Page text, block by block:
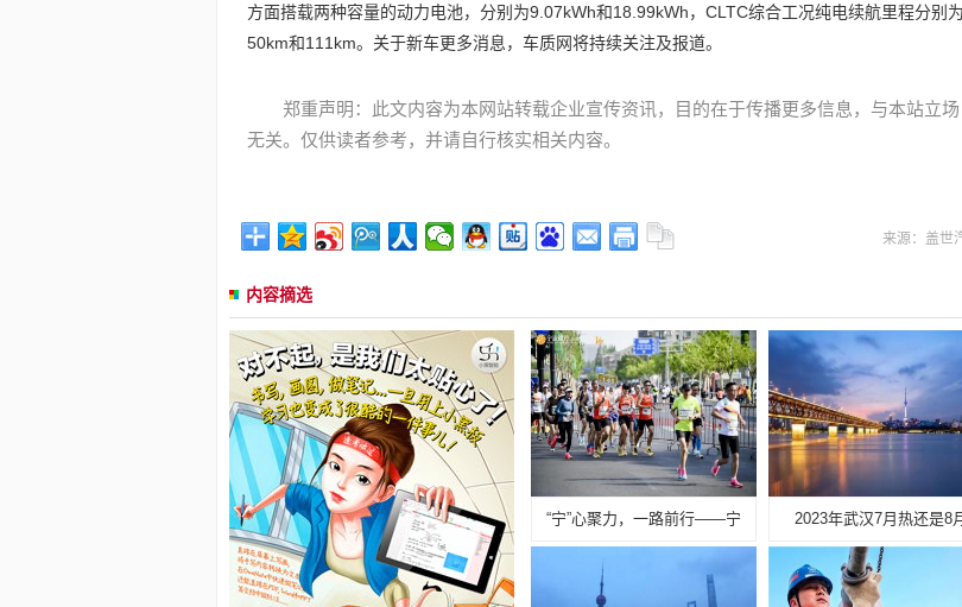
方面搭载两种容量的动力电池，分别为9.07kWh和18.99kWh，CLTC综合工况纯电续航里程分别为
50km和111km。关于新车更多消息，车质网将持续关注及报道。
郑重声明：此文内容为本网站转载企业宣传资讯，目的在于传播更多信息，与本站立场
无关。仅供读者参考，并请自行核实相关内容。
来源：盖世
内容摘选
“宁”心聚力，一路前行——宁 2023年武汉7月热还是8